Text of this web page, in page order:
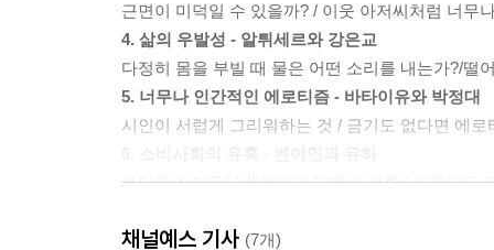
근면이 미덕일 수 있을까? / 이웃 아저씨처럼 너무
4. 삶의 우발성 - 알튀세르와 강은교
다정히 몸을 부빌 때 물은 어떤 소리를 내는가?/떨
5. 너무나 인간적인 에로티즘 - 바타이유와 박정대
시인이 서럽게 그리워하는 것 / 금기도 없다면 에
욕망의 집어등! / 벤야민의 미완의 기획,‘ 아케이드
은행나무 아래서 작아지는 시인의 마음 / 유아론을
채널예스 기사 (7개)